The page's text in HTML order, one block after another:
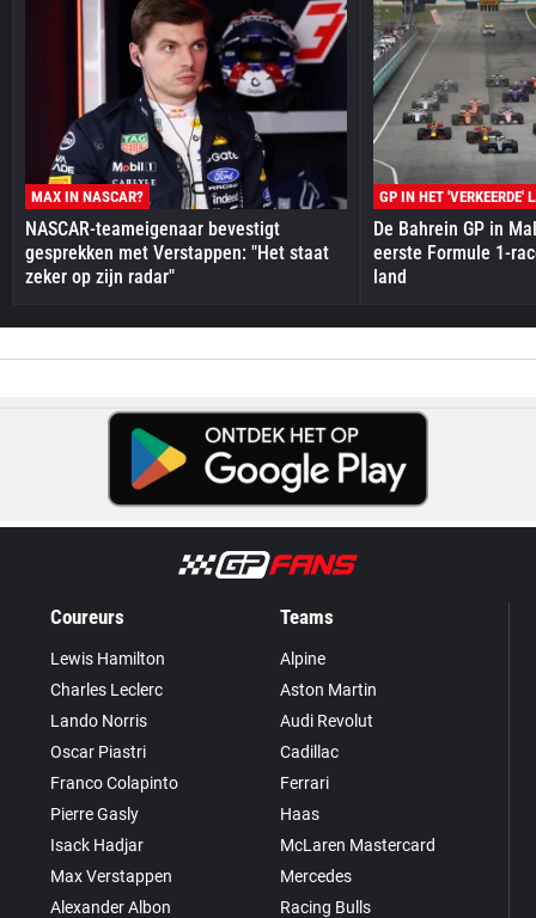
MAX IN NASCAR?
NASCAR-teameigenaar bevestigt
gesprekken met Verstappen: "Het staat
zeker op zijn radar"
GP IN HET 'VERKEERDE'
De Bahrein GP in
eerste Formule 1-
land
Coureurs
Lewis Hamilton
Charles Leclerc
Lando Norris
Oscar Piastri
Franco Colapinto
Pierre Gasly
Isack Hadjar
Max Verstappen
Alexander Albon
Teams
Alpine
Aston Martin
Audi Revolut
Cadillac
Ferrari
Haas
McLaren Mastercard
Mercedes
Racing Bulls